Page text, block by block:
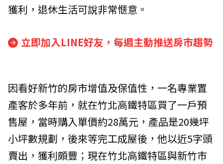
獲利，退休生活可說非常愜意。
立即加入LINE好友，每週主動推送房市趨勢
因看好新竹的房市增值及保值性，一名專業置
產客於多年前，就在竹北高鐵特區買了一戶預
售屋，當時購入單價約28萬元，產品是20幾坪
小坪數規劃，後來等完工成屋後，他以近5字頭
賣出，獲利頗豐；現在竹北高鐵特區與新竹市